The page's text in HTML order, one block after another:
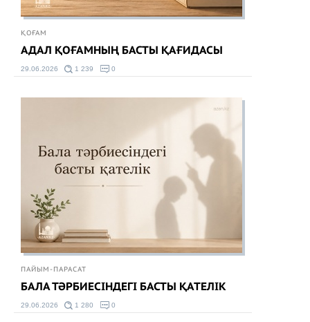
ҚОҒАМ
АДАЛ ҚОҒАМНЫҢ БАСТЫ ҚАҒИДАСЫ
29.06.2026 1 239 0
ПАЙЫМ-ПАРАСАТ
БАЛА ТӘРБИЕСІНДЕГІ БАСТЫ ҚАТЕЛІК
29.06.2026 1 280 0